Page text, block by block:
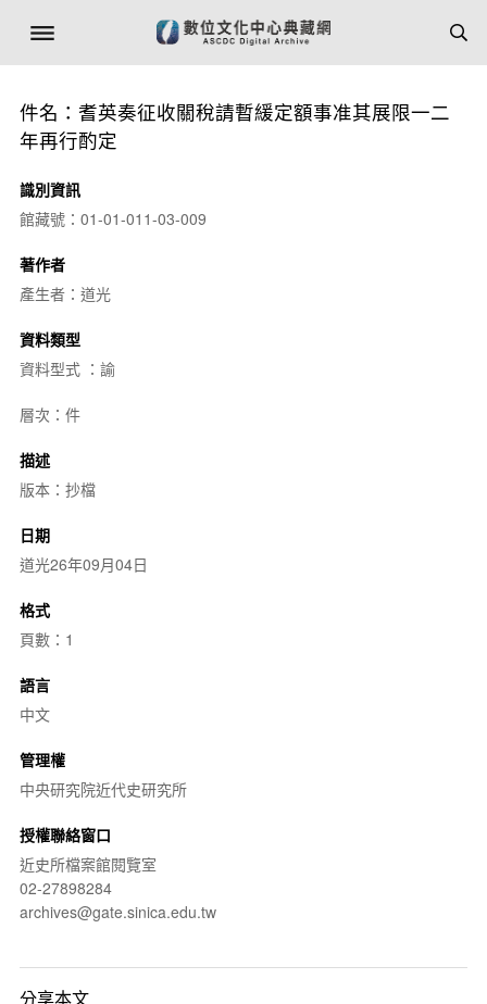
件名：耆英奏征收關稅請暫緩定額事准其展限一二
年再行酌定
識別資訊
館藏號：01-01-011-03-009
著作者
產生者：道光
資料類型
資料型式 ：諭
層次：件
描述
版本：抄檔
日期
道光26年09月04日
格式
頁數：1
語言
中文
管理權
中央研究院近代史研究所
授權聯絡窗口
近史所檔案館閱覽室
02-27898284
archives@gate.sinica.edu.tw
分享本文